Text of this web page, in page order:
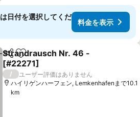
日付を選択してくだ
料金を表示
シェアお気に入りに追加
Strandrausch Nr. 46 -
[#22271]
料金を表示
/
ユーザー評価はありません
ハイリゲンハーフェン, Lemkenhafenまで10.1
km